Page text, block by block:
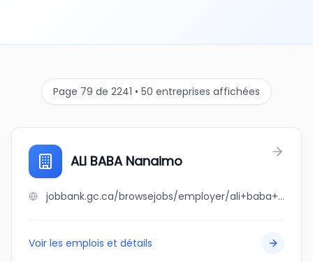
Page 79 de 2241 • 50 entreprises affichées
ALI BABA Nanaimo
jobbank.gc.ca/browsejobs/employer/ali+baba+nanaimo/ca
Voir les emplois et détails